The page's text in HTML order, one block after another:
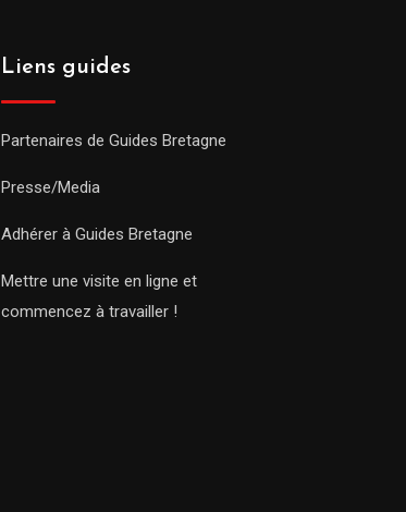
Liens guides
Partenaires de Guides Bretagne
Presse/Media
Adhérer à Guides Bretagne
Mettre une visite en ligne et
commencez à travailler !